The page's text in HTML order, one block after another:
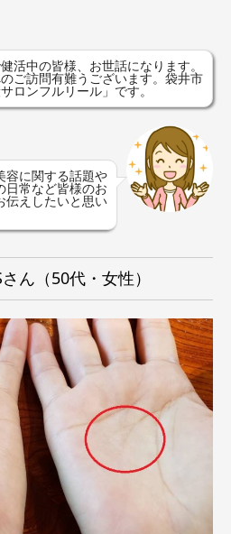
活中の皆様、お世話になります。
ご訪問有難うございます。袋井市
ロンフルリール」です。
容に関する話題や
日常など皆様のお
伝えしたいと思い
ん（50代・女性）